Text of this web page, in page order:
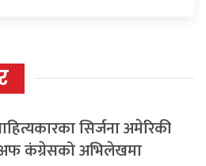
सिर्जना अमेरिकी
अफ कंग्रेसको अभिलेखमा